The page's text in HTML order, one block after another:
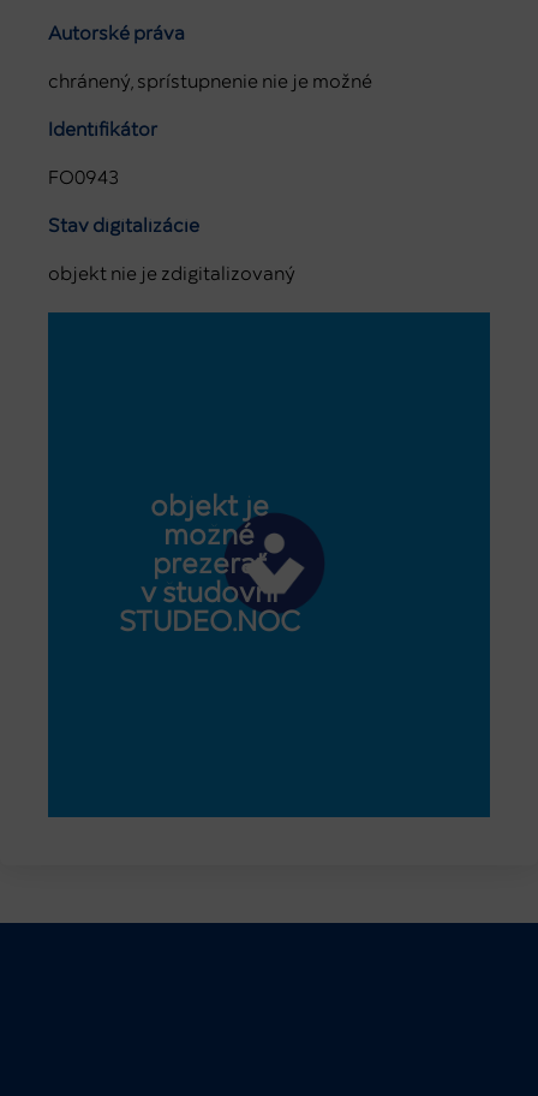
Autorské práva
chránený, sprístupnenie nie je možné
Identifikátor
FO0943
Stav digitalizácie
objekt nie je zdigitalizovaný
objekt je
možné
prezerať
v študovni
STUDEO.NOC